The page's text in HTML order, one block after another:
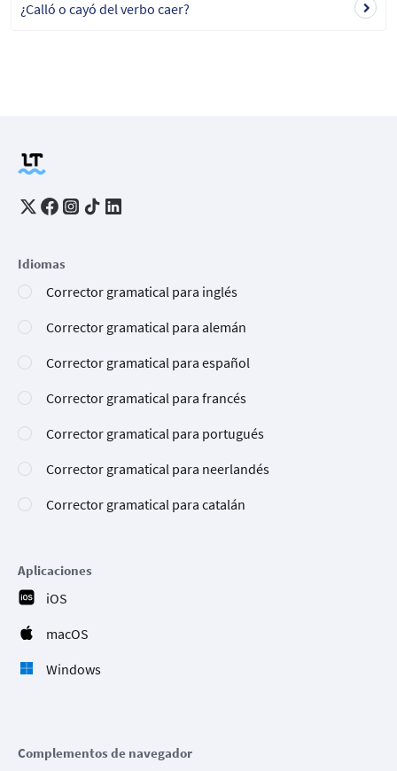
¿Calló o cayó del verbo caer?
Idiomas
Corrector gramatical para inglés
Corrector gramatical para alemán
Corrector gramatical para español
Corrector gramatical para francés
Corrector gramatical para portugués
Corrector gramatical para neerlandés
Corrector gramatical para catalán
Aplicaciones
iOS
macOS
Windows
Complementos de navegador